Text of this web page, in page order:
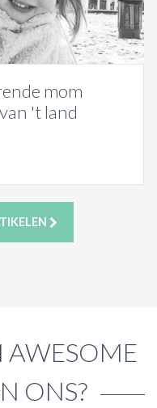
mom
't land
AWESOME
ONS?